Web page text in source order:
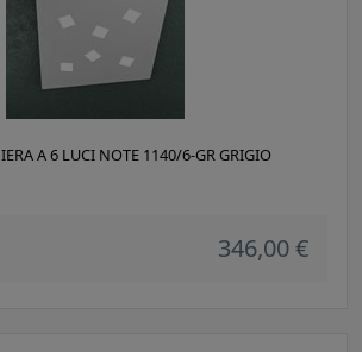
A 6 LUCI NOTE 1140/6-GR GRIGIO
346,00 €